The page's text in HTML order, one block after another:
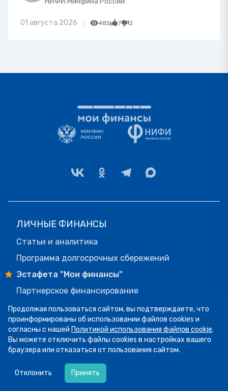
01 августа 2026 482 7 2
ЛИЧНЫЕ ФИНАНСЫ
Статьи и аналитика
Программа долгосрочных сбережений
Эстафета "Мои финансы"
Партнерское финансирование
Онлайн-курс
Семейный бюджет
Как грамотно инвестировать через ИИС
ОБРАЗОВАНИЕ
Рамка компетенций
Пятница! А это значит, что мы публикуем
подборку фото участников рубрики
Продолжая пользоваться сайтом, вы подтверждаете, что
проинформированы об использовании файлов cookies и
согласны с нашей Политикой использования файлов cookie.
Вы можете отключить файлы cookies в настройках вашего
браузера или отказаться от пользования сайтом.
Отклонить Принять